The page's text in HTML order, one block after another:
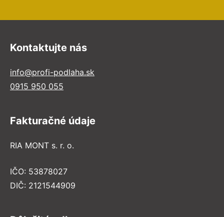
Kontaktujte nás
info@profi-podlaha.sk
0915 950 055
Fakturačné údaje
RIA MONT s. r. o.
IČO: 53878027
DIČ: 2121544909